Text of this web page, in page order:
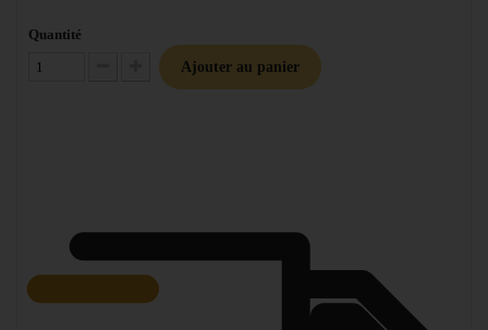
Quantité
Diminuer la quantité
Augmenter la quantité
Ajouter au panier